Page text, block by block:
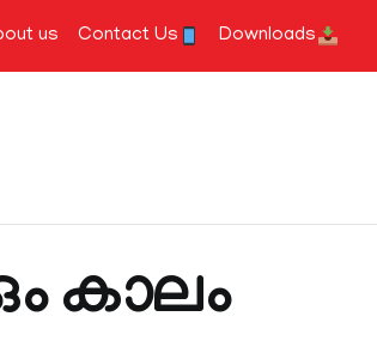
us Contact Us Downloads
കാലം